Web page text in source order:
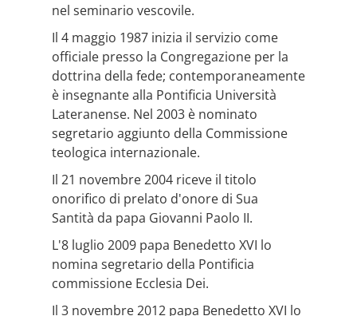
nel seminario vescovile.
Il 4 maggio 1987 inizia il servizio come
officiale presso la Congregazione per la
dottrina della fede; contemporaneamente
è insegnante alla Pontificia Università
Lateranense. Nel 2003 è nominato
segretario aggiunto della Commissione
teologica internazionale.
Il 21 novembre 2004 riceve il titolo
onorifico di prelato d'onore di Sua
Santità da papa Giovanni Paolo II.
L'8 luglio 2009 papa Benedetto XVI lo
nomina segretario della Pontificia
commissione Ecclesia Dei.
Il 3 novembre 2012 papa Benedetto XVI lo